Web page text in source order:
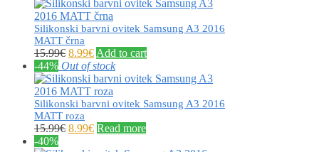
Silikonski barvni ovitek Samsung A3 2016
MATT črna
15.99€ 8.99€ Add to cart
-44% Out of stock
Silikonski barvni ovitek Samsung A3 2016
MATT roza
15.99€ 8.99€ Read more
-40%